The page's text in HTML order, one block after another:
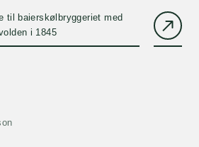
til baierskølbryggeriet med
i 1845